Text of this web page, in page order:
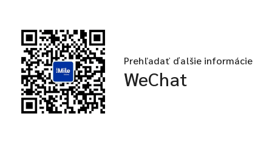
Prehľadať ďalšie informácie
WeChat